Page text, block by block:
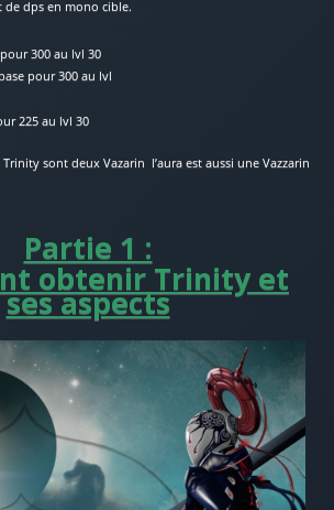
de dps en mono cible.
300 au lvl 30
pour 300 au lvl
225 au lvl 30
sont deux Vazarin l’aura est aussi une Vazzarin
Partie 1 :
obtenir Trinity et
ses aspects